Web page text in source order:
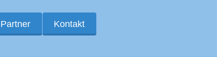
Partner Kontakt